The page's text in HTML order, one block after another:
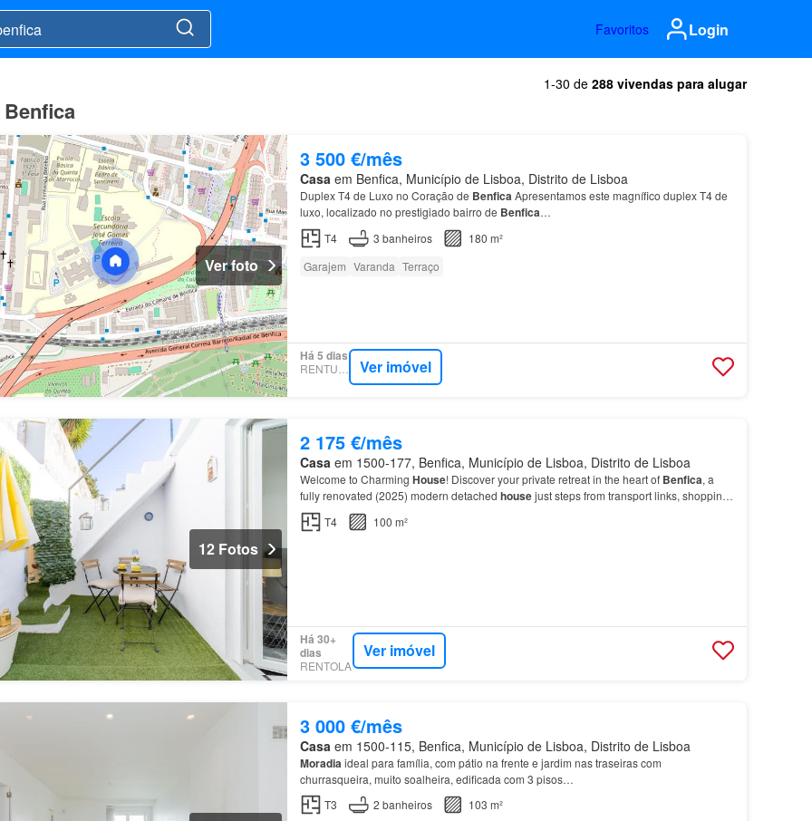
Favoritos Login
1-30 de 288 vivendas para alugar
Ver foto
3 500 €/mês
Casaem Benfica, Município de Lisboa, Distrito de Lisboa
Duplex T4 de Luxo no Coração de BenficaApresentamos este magnífico duplex T4 de
luxo, localizado no prestigiado bairro de Benfica…
T4
3 banheiros
180 m²
Garajem Varanda Terraço
Há 5 dias
RENTUMO Ver imóvel
12 Fotos
2 175 €/mês
Casa em 1500-177, Benfica, Município de Lisboa, Distrito de Lisboa
Welcome to Charming House! Discover your private retreat in the heart of Benfica, a
fully renovated (2025) modern detached housejust steps from transport links, shopping,
and the…
T4 100 m²
Há 30+
dias
RENTOLA
Ver imóvel
3 000 €/mês
Casa em 1500-115, Benfica, Município de Lisboa, Distrito de Lisboa
Moradiaideal para família, com pátio na frente e jardim nas traseiras com
churrasqueira, muito soalheira, edificada com 3 pisos…
T3
2 banheiros
103 m²